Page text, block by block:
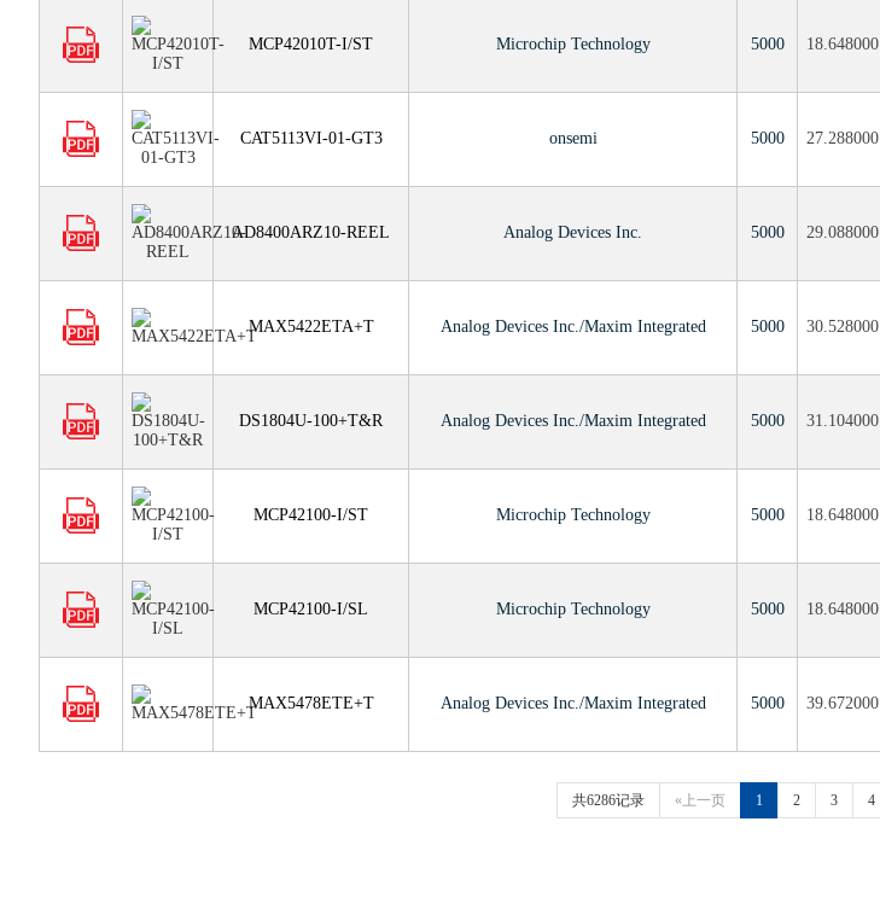
MCP42010T-I/ST Microchip Technology 5000 18.648000
CAT5113VI-01-GT3 onsemi 5000 27.288000
AD8400ARZ10-REEL Analog Devices Inc. 5000 29.088000
MAX5422ETA+T Analog Devices Inc./Maxim Integrated 5000 30.528000
DS1804U-100+T&R Analog Devices Inc./Maxim Integrated 5000 31.104000
MCP42100-I/ST Microchip Technology 5000 18.648000
MCP42100-I/SL Microchip Technology 5000 18.648000
MAX5478ETE+T Analog Devices Inc./Maxim Integrated 5000 39.672000
共6286记录 «上一页 1 2 3 4